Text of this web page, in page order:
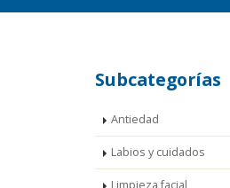
Subcategorías
Antiedad
Labios y cuidados
Limpieza facial